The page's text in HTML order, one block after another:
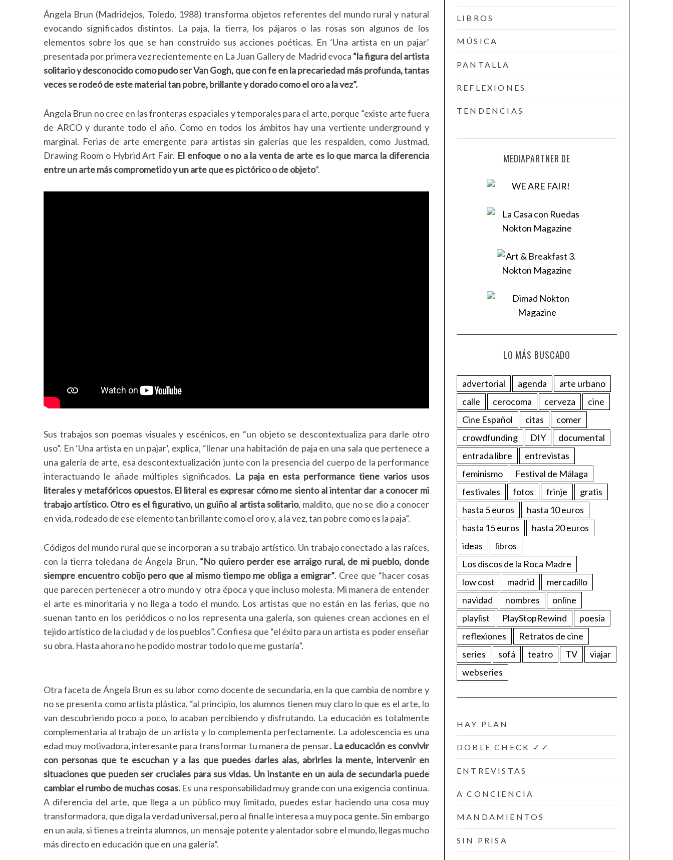
Ángela Brun (Madridejos, Toledo, 1988) transforma objetos referentes del mundo rural y natural
evocando significados distintos. La paja, la tierra, los pájaros o las rosas son algunos de los
elementos sobre los que se han construido sus acciones poéticas. En ‘Una artista en un pajar’
presentada por primera vez recientemente en La Juan Gallery de Madrid evoca “la figura del artista
solitario y desconocido como pudo ser Van Gogh, que con fe en la precariedad más profunda, tantas
veces se rodeó de este material tan pobre, brillante y dorado como el oro a la vez”.
Ángela Brun no cree en las fronteras espaciales y temporales para el arte, porque “existe arte fuera
de ARCO y durante todo el año. Como en todos los ámbitos hay una vertiente underground y
marginal. Ferias de arte emergente para artistas sin galerías que les respalden, como Justmad,
Drawing Room o Hybrid Art Fair. El enfoque o no a la venta de arte es lo que marca la diferencia
entre un arte más comprometido y un arte que es pictórico o de objeto”.
Sus trabajos son poemas visuales y escénicos, en “un objeto se descontextualiza para darle otro
uso”. En ‘Una artista en un pajar’, explica, “llenar una habitación de paja en una sala que pertenece a
una galería de arte, esa descontextualización junto con la presencia del cuerpo de la performance
interactuando le añade múltiples significados. La paja en esta performance tiene varios usos
literales y metafóricos opuestos. El literal es expresar cómo me siento al intentar dar a conocer mi
trabajo artístico. Otro es el figurativo, un guiño al artista solitario, maldito, que no se dio a conocer
en vida, rodeado de ese elemento tan brillante como el oro y, a la vez, tan pobre como es la paja”.
Códigos del mundo rural que se incorporan a su trabajo artístico. Un trabajo conectado a las raíces,
con la tierra toledana de Ángela Brun, “No quiero perder ese arraigo rural, de mi pueblo, donde
siempre encuentro cobijo pero que al mismo tiempo me obliga a emigrar”. Cree que “hacer cosas
que parecen pertenecer a otro mundo y otra época y que incluso molesta. Mi manera de entender
el arte es minoritaria y no llega a todo el mundo. Los artistas que no están en las ferias, que no
suenan tanto en los periódicos o no los representa una galería, son quienes crean acciones en el
tejido artístico de la ciudad y de los pueblos”. Confiesa que “el éxito para un artista es poder enseñar
su obra. Hasta ahora no he podido mostrar todo lo que me gustaría”.
Otra faceta de Ángela Brun es su labor como docente de secundaria, en la que cambia de nombre y
no se presenta como artista plástica, “al principio, los alumnos tienen muy claro lo que es el arte, lo
van descubriendo poco a poco, lo acaban percibiendo y disfrutando. La educación es totalmente
complementaria al trabajo de un artista y lo complementa perfectamente. La adolescencia es una
edad muy motivadora, interesante para transformar tu manera de pensar. La educación es convivir
con personas que te escuchan y a las que puedes darles alas, abrirles la mente, intervenir en
situaciones que pueden ser cruciales para sus vidas. Un instante en un aula de secundaria puede
cambiar el rumbo de muchas cosas.Es una responsabilidad muy grande con una exigencia continua.
A diferencia del arte, que llega a un público muy limitado, puedes estar haciendo una cosa muy
transformadora, que diga la verdad universal, pero al final le interesa a muy poca gente. Sin embargo
en un aula, si tienes a treinta alumnos, un mensaje potente y alentador sobre el mundo, llegas mucho
más directo en educación que en una galería”.
LIBROS
MÚSICA
PANTALLA
REFLEXIONES
TENDENCIAS
MEDIAPARTNER DE
LO MÁS BUSCADO
advertorial agenda
arte urbano
calle
cerocoma cerveza
cine
Cine Español
citas
comer
crowdfunding
DIY
documental
entrada libre
entrevistas
feminismo
Festival de Málaga
festivales
fotos frinje
gratis
hasta 5 euros
hasta 10 euros
hasta 15 euros
hasta 20 euros
ideas
libros
Los discos de la Roca Madre
low cost
madrid
mercadillo
navidad
nombres
online
playlist
PlayStopRewind
poesía
reflexiones
Retratos de cine
series
sofá teatro TV
viajar
webseries
HAY PLAN
DOBLE CHECK ✓✓
ENTREVISTAS
A CONCIENCIA
MANDAMIENTOS
SIN PRISA
S
e
a
r
c
h
o
: